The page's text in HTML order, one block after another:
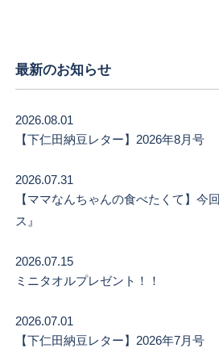
最新のお知らせ
【下仁田納豆レター】2026年8月号
2026.08.01
【ママなんちゃんの食べたくて】今
ス』
2026.07.31
ミニタオルプレゼント！！
2026.07.15
【下仁田納豆レター】2026年7月号
2026.07.01